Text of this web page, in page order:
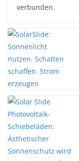
verbunden.